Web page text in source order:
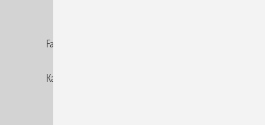
Fachbeiträge
Karriere bei Gentner